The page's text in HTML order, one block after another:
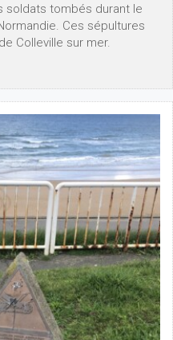
soldats tombés durant le
Ces sépultures
Colleville sur mer.